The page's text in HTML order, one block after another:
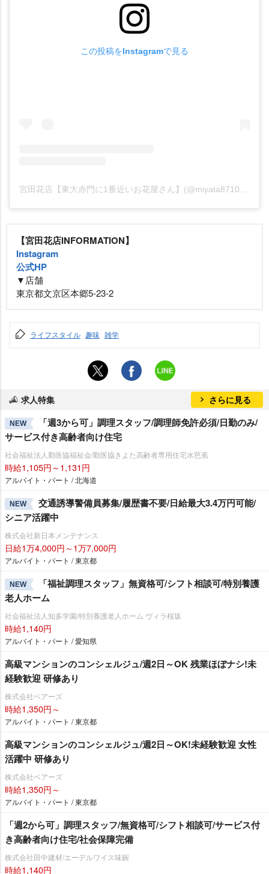
この投稿をInstagramで見る
宮田花店【東大赤門に1番近いお花屋さん】(@miyata8710)がシェアした投稿
【宮田花店INFORMATION】
Instagram
公式HP
▼店舗
東京都文京区本郷5-23-2
ライフスタイル 趣味 雑学
求人特集 さらに見る
NEW
「週3から可」調理スタッフ/調理師免許必須/日勤のみ/
サービス付き高齢者向け住宅
社会福祉法人勤医協福祉会/勤医協きよた高齢者専用住宅水芭蕉
時給1,105円～1,131円
アルバイト・パート / 北海道
NEW
交通誘導警備員募集/履歴書不要/日給最大3.4万円可能/
シニア活躍中
株式会社新日本メンテナンス
日給1万4,000円～1万7,000円
アルバイト・パート / 東京都
NEW
「福祉調理スタッフ」無資格可/シフト相談可/特別養護
老人ホーム
社会福祉法人知多学園/特別養護老人ホーム ヴィラ桜坂
時給1,140円
アルバイト・パート / 愛知県
高級マンションのコンシェルジュ/週2日～OK 残業ほぼナシ!未
経験歓迎 研修あり
株式会社ベアーズ
時給1,350円～
アルバイト・パート / 東京都
高級マンションのコンシェルジュ/週2日～OK!未経験歓迎 女性
活躍中 研修あり
株式会社ベアーズ
時給1,350円～
アルバイト・パート / 東京都
「週2から可」調理スタッフ/無資格可/シフト相談可/サービス付
き高齢者向け住宅/社会保障完備
株式会社田中建材/エーデルワイス味鋺
時給1,140円